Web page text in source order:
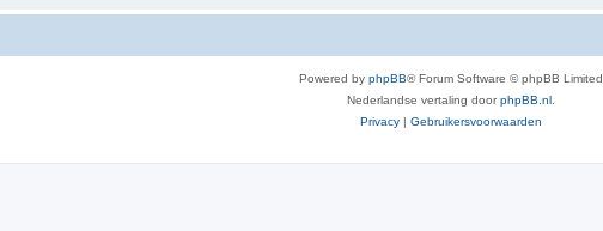
Powered by phpBB® Forum Software © phpBB Limited
Nederlandse vertaling doorphpBB.nl.
Privacy | Gebruikersvoorwaarden